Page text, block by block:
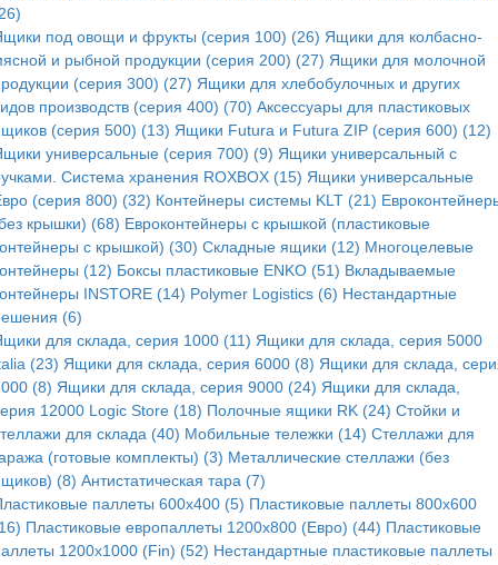
под овощи и фрукты (серия 100) (26) Ящики для колбасно-
и рыбной продукции (серия 200) (27) Ящики для молочной
(серия 300) (27) Ящики для хлебобулочных и других
производств (серия 400) (70) Аксессуары для пластиковых
(серия 500) (13) Ящики Futura и Futura ZIP (серия 600) (12)
универсальные (серия 700) (9) Ящики универсальный с
Система хранения ROXBOX (15) Ящики универсальные
(серия 800) (32) Контейнеры системы KLT (21)
крышки) (68) Евроконтейнеры с крышкой (пластиковые
с крышкой) (30) Складные ящики (12) Многоцелевые
(12) Боксы пластиковые ENKO (51) Вкладываемые
INSTORE (14) Polymer Logistics (6) Нестандартные
(6)
для склада, серия 1000 (11) Ящики для склада, серия 5000
(23) Ящики для склада, серия 6000 (8) Ящики для склада,
(8) Ящики для склада, серия 9000 (24) Ящики для склада,
12000 Logic Store (18) Полочные ящики RK (24) Стойки и
для склада (40) Мобильные тележки (14) Стеллажи для
(готовые комплекты) (3) Металлические стеллажи (без
(8) Антистатическая тара (7)
паллеты 600x400 (5) Пластиковые паллеты 800x600
Пластиковые европаллеты 1200x800 (Евро) (44) Пластиковые
1200x1000 (Fin) (52) Нестандартные пластиковые паллеты